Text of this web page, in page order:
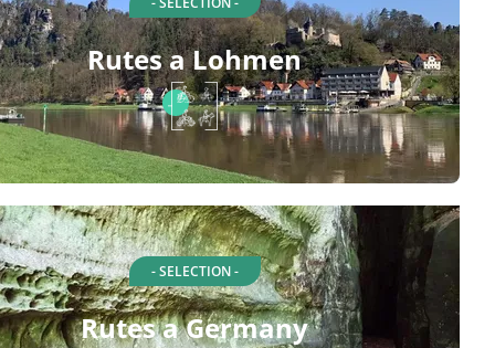
Rutes a Lohmen
- SELECTION -
Rutes a Germany